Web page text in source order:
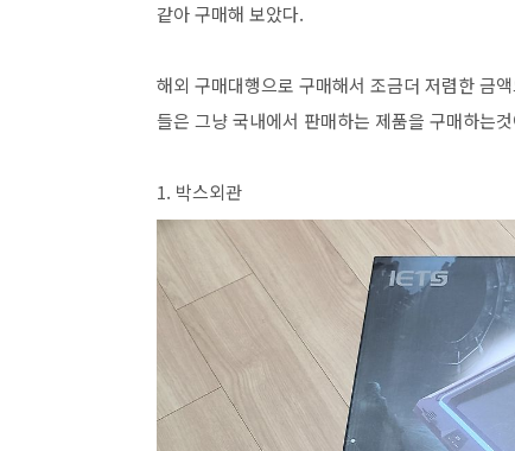
같아 구매해 보았다.
해외 구매대행으로 구매해서 조금더 저렴한 금
들은 그냥 국내에서 판매하는 제품을 구매하는
1. 박스외관